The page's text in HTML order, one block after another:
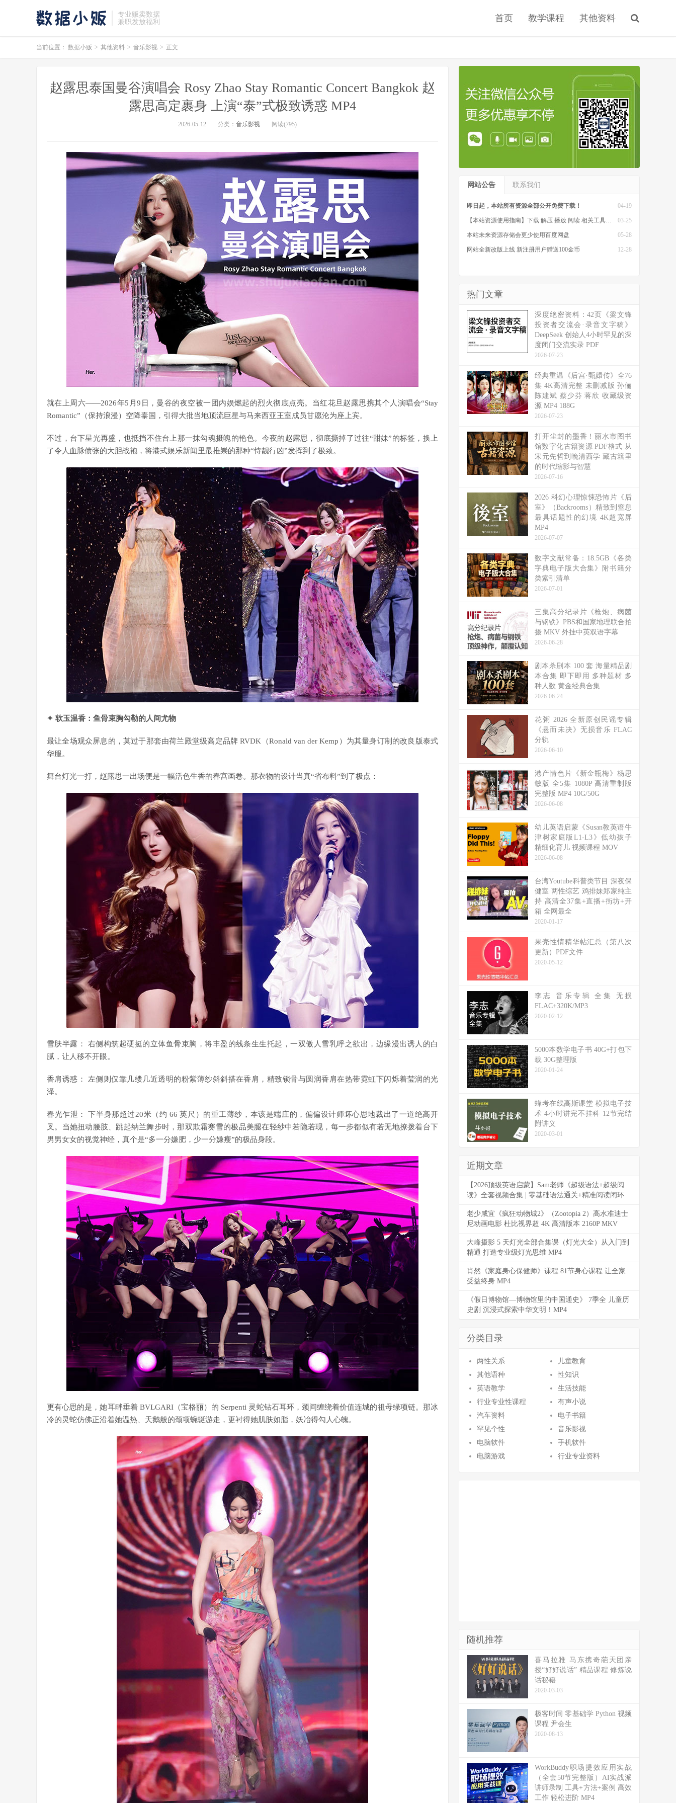
专业贩卖数据
兼职发放福利
首页 教学课程 其他资料
当前位置： 数据小贩 > 其他资料 > 音乐影视 > 正文
赵露思泰国曼谷演唱会 Rosy Zhao Stay Romantic Concert Bangkok 赵
露思高定裹身 上演“泰”式极致诱惑 MP4
2026-05-12 分类： 音乐影视 阅读(795)
就在上周六——2026年5月9日，曼谷的夜空被一团内娱燃起的烈火彻底点亮。当红花旦赵露思携其个人演唱会“Stay
Romantic”（保持浪漫）空降泰国，引得大批当地顶流巨星与马来西亚王室成员甘愿沦为座上宾。
不过，台下星光再盛，也抵挡不住台上那一抹勾魂摄魄的艳色。今夜的赵露思，彻底撕掉了过往“甜妹”的标签，换上
了令人血脉偾张的大胆战袍，将港式娱乐新闻里最推崇的那种“恃靓行凶”发挥到了极致。
✦ 软玉温香：鱼骨束胸勾勒的人间尤物
最让全场观众屏息的，莫过于那套由荷兰殿堂级高定品牌 RVDK（Ronald van der Kemp）为其量身订制的改良版泰式
华服。
舞台灯光一打，赵露思一出场便是一幅活色生香的春宫画卷。那衣物的设计当真“省布料”到了极点：
雪肤半露： 右侧构筑起硬挺的立体鱼骨束胸，将丰盈的线条生生托起，一双傲人雪乳呼之欲出，边缘漫出诱人的白
腻，让人移不开眼。
香肩诱惑： 左侧则仅靠几缕几近透明的粉紫薄纱斜斜搭在香肩，精致锁骨与圆润香肩在热带霓虹下闪烁着莹润的光
泽。
春光乍泄： 下半身那超过20米（约 66 英尺）的重工薄纱，本该是端庄的，偏偏设计师坏心思地裁出了一道绝高开
叉。当她扭动腰肢、跳起纳兰舞步时，那双欺霜赛雪的极品美腿在轻纱中若隐若现，每一步都似有若无地撩拨着台下
男男女女的视觉神经，真个是“多一分嫌肥，少一分嫌瘦”的极品身段。
更有心思的是，她耳畔垂着 BVLGARI（宝格丽）的 Serpenti 灵蛇钻石耳环，颈间缠绕着价值连城的祖母绿项链。那冰
冷的灵蛇仿佛正沿着她温热、天鹅般的颈项蜿蜒游走，更衬得她肌肤如脂，妖冶得勾人心魄。
网站公告 联系我们
04-19
即日起，本站所有资源全部公开免费下载！
03-25
【本站资源使用指南】下载 解压 播放 阅读 相关工具软件
05-28
本站未来资源存储会更少使用百度网盘
12-28
网站全新改版上线 新注册用户赠送100金币
热门文章
深度绝密资料：42页《梁文锋
投资者交流会·录音文字稿》
DeepSeek 创始人4小时罕见的深
度闭门交流实录 PDF
2026-07-23
经典重温《后宫·甄嬛传》全76
集 4K高清完整 未删减版 孙俪
陈建斌 蔡少芬 蒋欣 收藏级资
源 MP4 188G
2026-07-23
打开尘封的墨香！丽水市图书
馆数字化古籍资源 PDF格式 从
宋元先哲到晚清西学 藏古籍里
的时代缩影与智慧
2026-07-16
2026 科幻心理惊悚恐怖片《后
室》（Backrooms）精致到窒息
最具话题性的幻境 4K超宽屏
MP4
2026-07-07
数字文献常备：18.5GB《各类
字典电子版大合集》附书籍分
类索引清单
2026-07-01
三集高分纪录片《枪炮、病菌
与钢铁》PBS和国家地理联合拍
摄 MKV 外挂中英双语字幕
2026-06-28
剧本杀剧本 100 套 海量精品剧
本合集 即下即用 多种题材 多
种人数 黄金经典合集
2026-06-24
花粥 2026 全新原创民谣专辑
《悬而未决》无损音乐 FLAC
分轨
2026-06-10
港产情色片《新金瓶梅》杨思
敏版 全5集 1080P 高清重制版
完整版 MP4 10G/50G
2026-06-08
幼儿英语启蒙《Susan教英语牛
津树家庭版L1-L3》低幼孩子
精细化育儿 视频课程 MOV
2026-06-08
台湾Youtube科普类节目 深夜保
健室 两性综艺 鸡排妹郑家纯主
持 高清全37集+直播+街坊+开
箱 全网最全
2020-01-17
果壳性情精华帖汇总（第八次
更新）PDF文件
2020-05-12
李志 音乐专辑 全集 无损
FLAC+320K/MP3
2020-02-12
5000本数学电子书 40G+打包下
载 30G整理版
2020-01-24
蜂考在线高斯课堂 模拟电子技
术 4小时讲完不挂科 12节完结
附讲义
2020-03-01
近期文章
【2026顶级英语启蒙】Sam老师《超级语法+超级阅
读》全套视频合集 | 零基础语法通关+精准阅读闭环
老少咸宜《疯狂动物城2》（Zootopia 2）高水准迪士
尼动画电影 杜比视界超 4K 高清版本 2160P MKV
大峰摄影 5 天灯光全部合集课（灯光大全）从入门到
精通 打造专业级灯光思维 MP4
肖然《家庭身心保健师》课程 81节身心课程 让全家
受益终身 MP4
《假日博物馆—博物馆里的中国通史》 7季全 儿童历
史剧 沉浸式探索中华文明！MP4
分类目录
两性关系
儿童教育
其他语种
性知识
英语教学
生活技能
行业专业性课程
有声小说
汽车资料
电子书籍
罕见个性
音乐影视
电脑软件
手机软件
电脑游戏
行业专业资料
随机推荐
喜马拉雅 马东携奇葩天团亲
授“好好说话” 精品课程 修炼说
话秘籍
2020-03-03
极客时间 零基础学 Python 视频
课程 尹会生
2020-08-13
WorkBuddy职场提效应用实战
（全套50节完整版）AI实战派
讲师录制 工具+方法+案例 高效
工作 轻松进阶 MP4